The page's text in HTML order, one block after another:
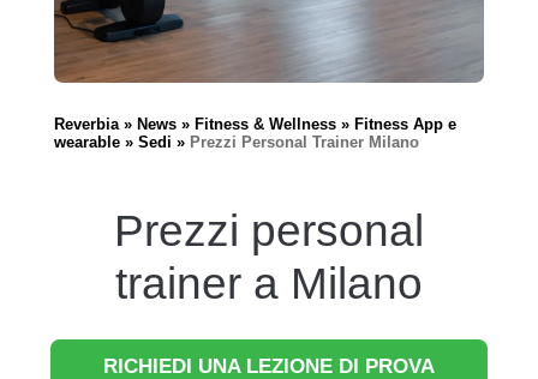
Reverbia News Fitness & Wellness
Fitness App e
wearable
Sedi Prezzi Personal Trainer Milano
Prezzi personal
trainer a Milano
RICHIEDI UNA LEZIONE DI PROVA